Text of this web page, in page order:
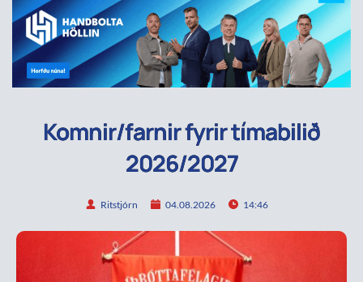
Komnir/farnir fyrir tímabilið
2026/2027
Ritstjórn 04.08.2026 14:46